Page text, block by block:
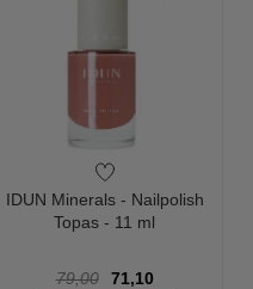
IDUN Minerals - Nailpolish
Topas - 11 ml
79,00
71,10